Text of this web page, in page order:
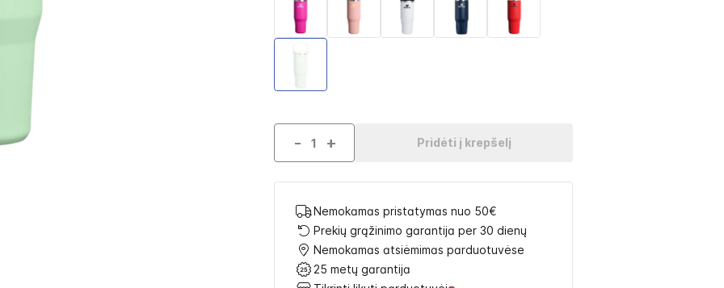
- + Pridėti į krepšelį
Nemokamas pristatymas nuo 50€
Prekių grąžinimo garantija per 30 dienų
Nemokamas atsiėmimas parduotuvėse
25 metų garantija